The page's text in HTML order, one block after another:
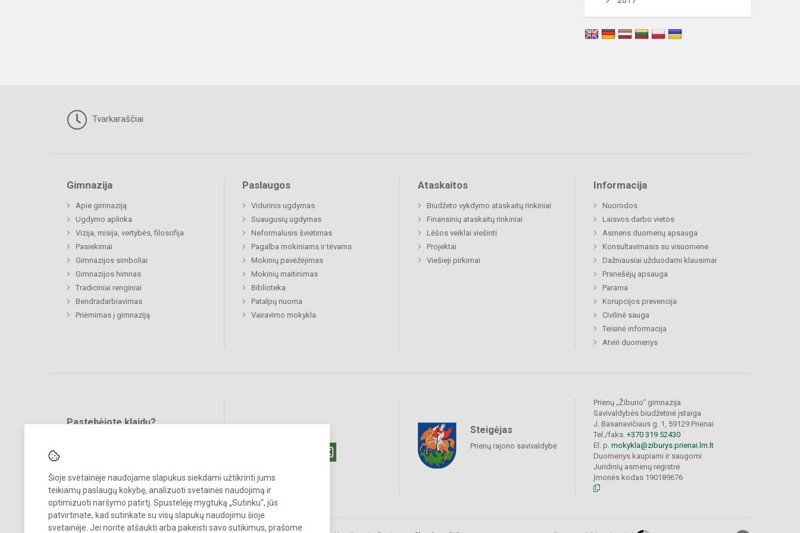
Šioje svetainėje naudojame slapukus siekdami užtikrinti jums
teikiamų paslaugų kokybę, analizuoti svetainės naudojimą ir
optimizuoti naršymo patirtį. Spustelėję mygtuką „Sutinku“, jūs
patvirtinate, kad sutinkate su visų slapukų naudojimu šioje
svetainėje. Jei norite atšaukti arba pakeisti savo sutikimus, prašome
Tvarkaraščiai
Gimnazija
Apie gimnaziją
Ugdymo aplinka
Vizija, misija, vertybės, filosofija
Pasiekimai
Gimnazijos simboliai
Gimnazijos himnas
Tradiciniai renginiai
Bendradarbiavimas
Priėmimas į gimnaziją
Paslaugos
Vidurinis ugdymas
Suaugusių ugdymas
Neformalusis švietimas
Pagalba mokiniams ir tėvams
Mokinių pavėžėjimas
Mokinių maitinimas
Biblioteka
Patalpų nuoma
Vairavimo mokykla
Ataskaitos
Biudžeto vykdymo ataskaitų rinkiniai
Finansinių ataskaitų rinkiniai
Lėšos veiklai viešinti
Projektai
Viešieji pirkimai
Informacija
Nuorodos
Laisvos darbo vietos
Asmens duomenų apsauga
Konsultavimasis su visuomene
Dažniausiai užduodami klausimai
Pranešėjų apsauga
Parama
Korupcijos prevencija
Civilinė sauga
Teisinė informacija
Atviri duomenys
Pastebėjote klaidų?
Steigėjas
Prienų rajono savivaldybė
Prienų „Žiburio“ gimnazija
Savivaldybės biudžetinė įstaiga
J. Basanavičiaus g. 1, 59129 Prienai
Tel./faks. +370 319 52430
El. p. mokykla@ziburys.prienai.lm.lt
Duomenys kaupiami ir saugomi
Juridinių asmenų registre
Įmonės kodas 190189676